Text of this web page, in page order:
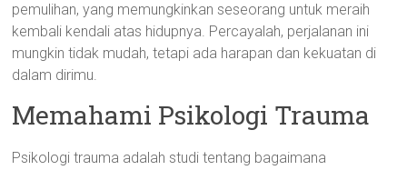
pemulihan, yang memungkinkan seseorang untuk meraih
kembali kendali atas hidupnya. Percayalah, perjalanan ini
mungkin tidak mudah, tetapi ada harapan dan kekuatan di
dalam dirimu.
Memahami Psikologi Trauma
Psikologi trauma adalah studi tentang bagaimana